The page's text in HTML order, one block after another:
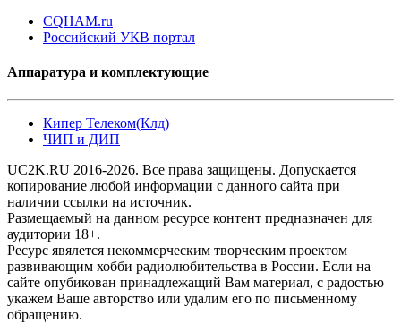
CQHAM.ru
Российский УКВ портал
Аппаратура и комплектующие
Кипер Телеком(Клд)
ЧИП и ДИП
UC2K.RU 2016-2026. Все права защищены. Допускается
копирование любой информации с данного сайта при
наличии ссылки на источник.
Размещаемый на данном ресурсе контент предназначен для
аудитории 18+.
Ресурс явялется некоммерческим творческим проектом
развивающим хобби радиолюбительства в России. Если на
сайте опубикован принадлежащий Вам материал, с радостью
укажем Ваше авторство или удалим его по письменному
обращению.